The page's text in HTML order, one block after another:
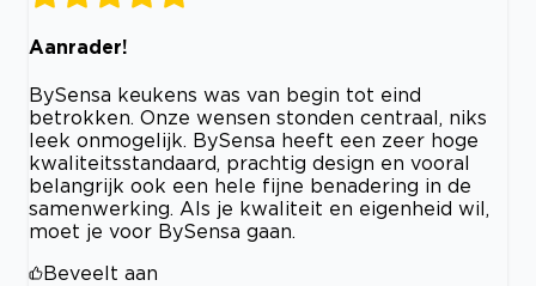
Aanrader!
BySensa keukens was van begin tot eind
betrokken. Onze wensen stonden centraal, niks
leek onmogelijk. BySensa heeft een zeer hoge
kwaliteitsstandaard, prachtig design en vooral
belangrijk ook een hele fijne benadering in de
samenwerking. Als je kwaliteit en eigenheid wil,
moet je voor BySensa gaan.
Beveelt aan